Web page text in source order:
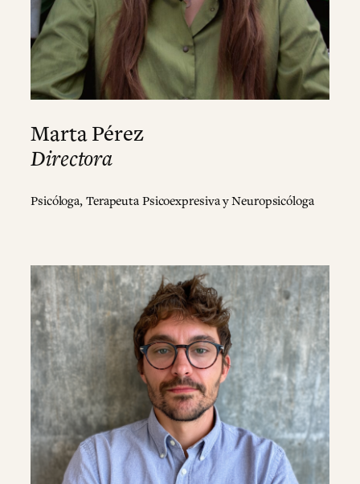
Marta Pérez
Directora
Psicóloga, Terapeuta Psicoexpresiva y Neuropsicóloga